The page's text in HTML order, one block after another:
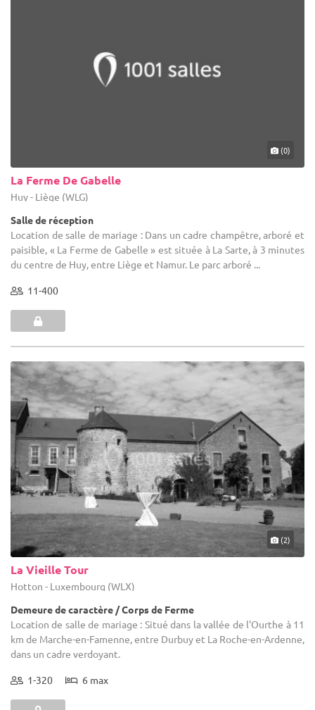
(0)
La Ferme De Gabelle
Huy - Liège (WLG)
Salle de réception
Location de salle de mariage : Dans un cadre champêtre, arboré et
paisible, « La Ferme de Gabelle » est située à La Sarte, à 3 minutes
du centre de Huy, entre Liège et Namur. Le parc arboré ...
11-400
(2)
La Vieille Tour
Hotton - Luxembourg (WLX)
Demeure de caractère / Corps de Ferme
Location de salle de mariage : Situé dans la vallée de l'Ourthe à 11
km de Marche-en-Famenne, entre Durbuy et La Roche-en-Ardenne,
dans un cadre verdoyant.
1-320 6 max